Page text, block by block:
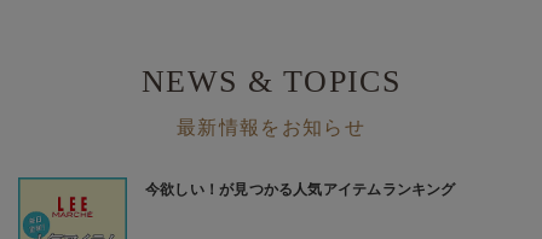
大人のTシャツは、白・黒・グレーがあればいい！
【THE SHINZONE】まるでタオルな極上シアーカーデ！ 日
NEWS & TOPICS
最新情報をお知らせ